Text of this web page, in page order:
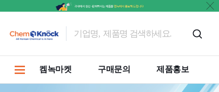
켐녹마켓 구매문의 제품홍보